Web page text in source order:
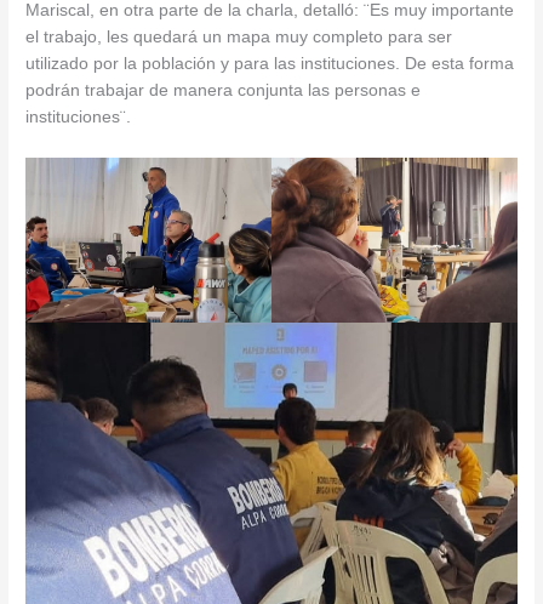
Mariscal, en otra parte de la charla, detalló: ¨Es muy importante
el trabajo, les quedará un mapa muy completo para ser
utilizado por la población y para las instituciones. De esta forma
podrán trabajar de manera conjunta las personas e
instituciones¨.